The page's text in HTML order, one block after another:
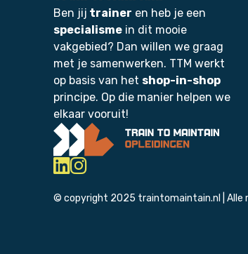
Ben jij trainer en heb je een
specialisme in dit mooie
vakgebied? Dan willen we graag
met je samenwerken. TTM werkt
op basis van het shop-in-shop
principe. Op die manier helpen we
elkaar vooruit!
© copyright 2025 traintomaintain.nl | Alle